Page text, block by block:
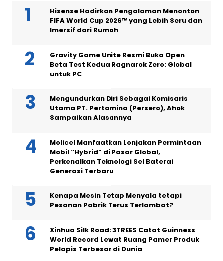
Hisense Hadirkan Pengalaman Menonton
FIFA World Cup 2026™ yang Lebih Seru dan
Imersif dari Rumah
Gravity Game Unite Resmi Buka Open
Beta Test Kedua Ragnarok Zero: Global
untuk PC
Mengundurkan Diri Sebagai Komisaris
Utama PT. Pertamina (Persero), Ahok
Sampaikan Alasannya
Molicel Manfaatkan Lonjakan Permintaan
Mobil “Hybrid” di Pasar Global,
Perkenalkan Teknologi Sel Baterai
Generasi Terbaru
Kenapa Mesin Tetap Menyala tetapi
Pesanan Pabrik Terus Terlambat?
Xinhua Silk Road: 3TREES Catat Guinness
World Record Lewat Ruang Pamer Produk
Pelapis Terbesar di Dunia